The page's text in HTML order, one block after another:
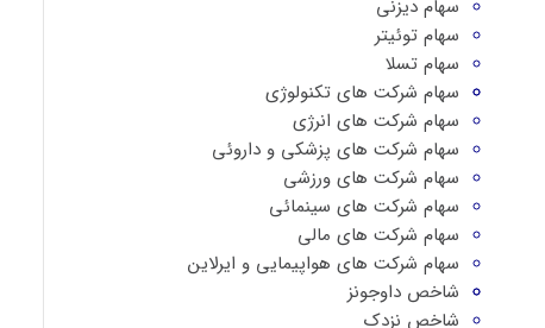
سهام دیزنی
سهام توئیتر
سهام تسلا
سهام شرکت های تکنولوژی
سهام شرکت های انرژی
سهام شرکت های پزشکی و داروئی
سهام شرکت های ورزشی
سهام شرکت های سینمائی
سهام شرکت های مالی
سهام شرکت های هواپیمایی و ایرلاین
شاخص داوجونز
شاخص نزدک